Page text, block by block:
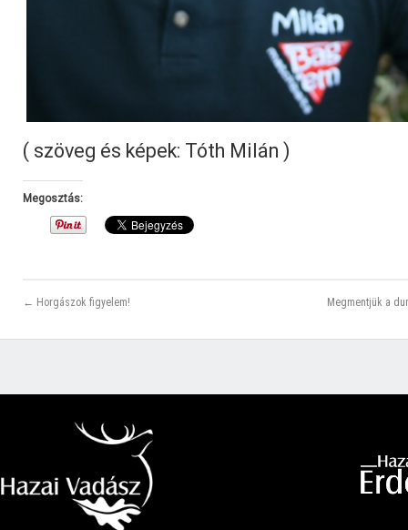
( szöveg és képek: Tóth Milán )
Megosztás:
← Horgászok figyelem! Megmentjük a